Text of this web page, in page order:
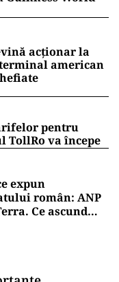
acționar la
american
pentru
TollRo va începe
expun
român: ANP
Ce ascund